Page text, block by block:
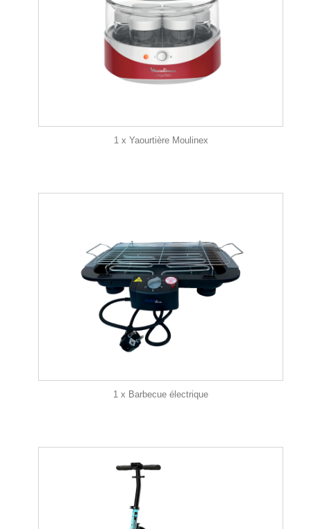
1 x Yaourtière Moulinex
1 x Barbecue électrique